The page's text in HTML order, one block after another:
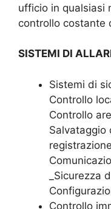
ufficio in qualsiasi
controllo costante
SISTEMI DI
Sistemi di
Controllo
Controllo
Salvataggio
registrazione
_Sicurezza
Controllo